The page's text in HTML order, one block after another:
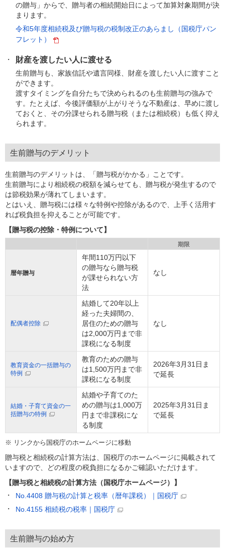
の贈与」からで、贈与者の相続開始日によって加算対象期間が決
まります。
令和5年度相続税及び贈与税の税制改正のあらまし（国税庁パン
フレット）
財産を渡したい人に渡せる
生前贈与も、家族信託や遺言同様、財産を渡したい人に渡すこと
ができます。
渡すタイミングを自分たちで決められるのも生前贈与の強みで
す。たとえば、今後評価額が上がりそうな不動産は、早めに渡し
ておくと、その分課せられる贈与税（または相続税）も低く抑え
られます。
生前贈与のデメリット
生前贈与のデメリットは、「贈与税がかかる」ことです。
生前贈与により相続税の税額を減らせても、贈与税が発生するので
は節税効果が薄れてしまいます。
とはいえ、贈与税には様々な特例や控除があるので、上手く活用す
れば税負担を抑えることが可能です。
【贈与税の控除・特例について】
期限
暦年贈与
年間110万円以下
の贈与なら贈与税
が課せられない方
法
なし
配偶者控除
結婚して20年以上
経った夫婦間の、
居住のための贈与
は2,000万円まで非
課税になる制度
なし
教育資金の一括贈与の
特例
教育のための贈与
は1,500万円まで非
課税になる制度
2026年3月31日ま
で延長
結婚・子育て資金の一
括贈与の特例
結婚や子育てのた
めの贈与は1,000万
円まで非課税にな
る制度
2025年3月31日ま
で延長
※ リンクから国税庁のホームページに移動
贈与税と相続税の計算方法は、国税庁のホームページに掲載されて
いますので、どの程度の税負担になるかご確認いただけます。
【贈与税と相続税の計算方法（国税庁ホームページ）】
No.4408 贈与税の計算と税率（暦年課税）｜国税庁
No.4155 相続税の税率｜国税庁
生前贈与の始め方